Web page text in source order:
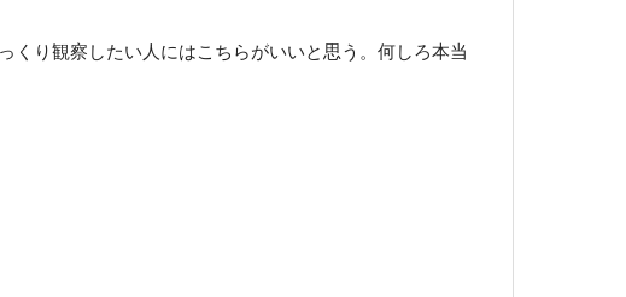
り観察したい人にはこちらがいいと思う。何しろ本当